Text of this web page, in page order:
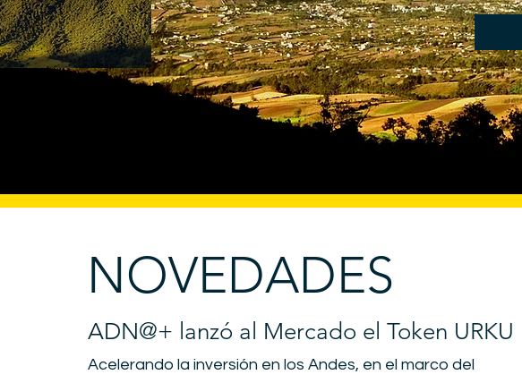
NOVEDADES
ADN@+ lanzó al Mercado el Token URKU
Acelerando la inversión en los Andes, en el marco del